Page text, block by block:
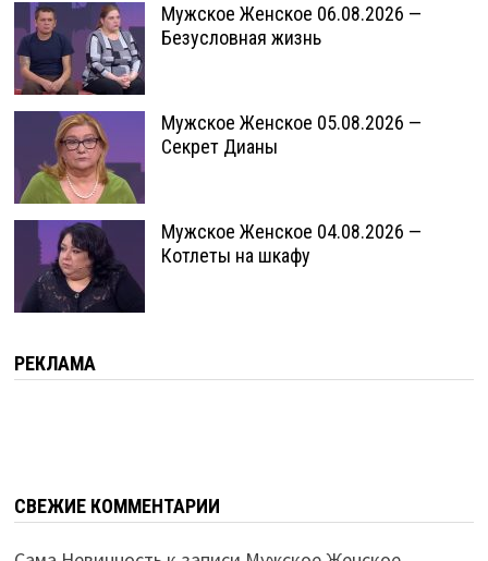
Мужское Женское 06.08.2026 —
Безусловная жизнь
Мужское Женское 05.08.2026 —
Секрет Дианы
Мужское Женское 04.08.2026 —
Котлеты на шкафу
РЕКЛАМА
СВЕЖИЕ КОММЕНТАРИИ